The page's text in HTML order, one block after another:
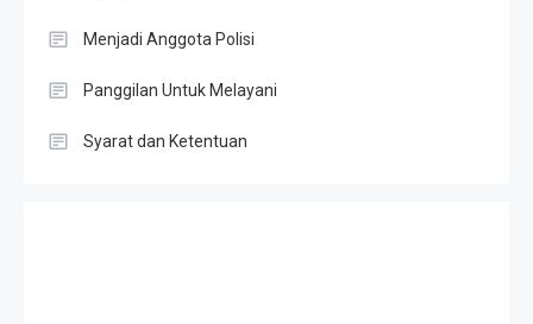
Menjadi Anggota Polisi
Panggilan Untuk Melayani
Syarat dan Ketentuan